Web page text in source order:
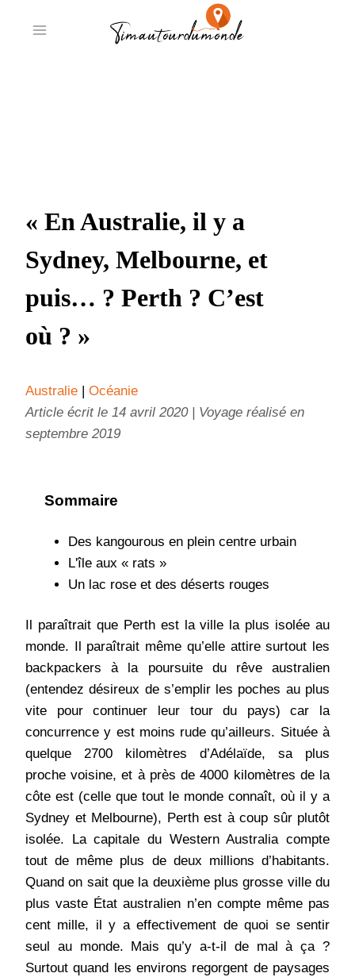
« En Australie, il y a
Sydney, Melbourne, et
puis… ? Perth ? C’est
où ? »
Australie
Océanie
Article écrit le 14 avril 2020 | Voyage réalisé en
septembre 2019
Sommaire
Des kangourous en plein centre urbain
L'île aux « rats »
Un lac rose et des déserts rouges
Il paraîtrait que Perth est la ville la plus isolée au
monde. Il paraîtrait même qu’elle attire surtout les
backpackers à la poursuite du rêve australien
(entendez désireux de s’emplir les poches au plus
vite pour continuer leur tour du pays) car la
concurrence y est moins rude qu’ailleurs. Située à
quelque 2700 kilomètres d’Adélaïde, sa plus
proche voisine, et à près de 4000 kilomètres de la
côte est (celle que tout le monde connaît, où il y a
Sydney et Melbourne), Perth est à coup sûr plutôt
isolée. La capitale du Western Australia compte
tout de même plus de deux millions d’habitants.
Quand on sait que la deuxième plus grosse ville du
plus vaste État australien n’en compte même pas
cent mille, il y a effectivement de quoi se sentir
seul au monde. Mais qu’y a-t-il de mal à ça ?
Surtout quand les environs regorgent de paysages